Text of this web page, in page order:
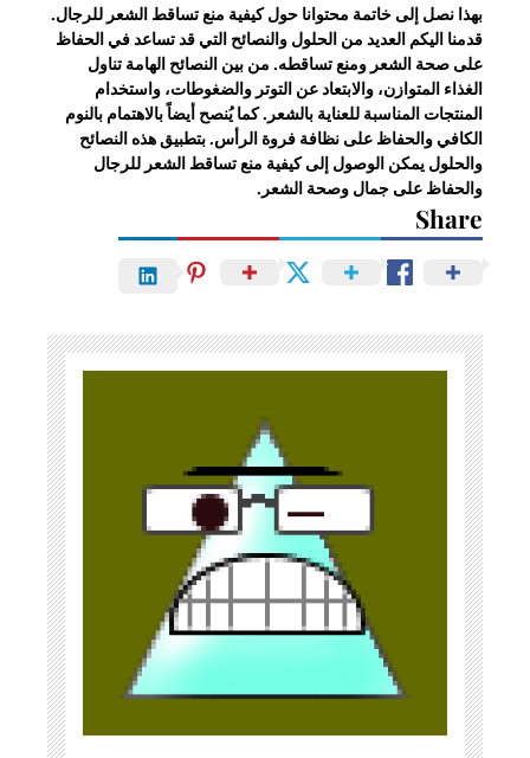
بهذا نصل إلى خاتمة محتوانا حول كيفية منع تساقط الشعر للرجال.
قدمنا اليكم العديد من الحلول والنصائح التي قد تساعد في الحفاظ
على صحة الشعر ومنع تساقطه. من بين النصائح الهامة تناول
الغذاء المتوازن، والابتعاد عن التوتر والضغوطات، واستخدام
المنتجات المناسبة للعناية بالشعر. كما يُنصح أيضاً بالاهتمام بالنوم
الكافي والحفاظ على نظافة فروة الرأس. بتطبيق هذه النصائح
والحلول يمكن الوصول إلى كيفية منع تساقط الشعر للرجال
والحفاظ على جمال وصحة الشعر.
Share